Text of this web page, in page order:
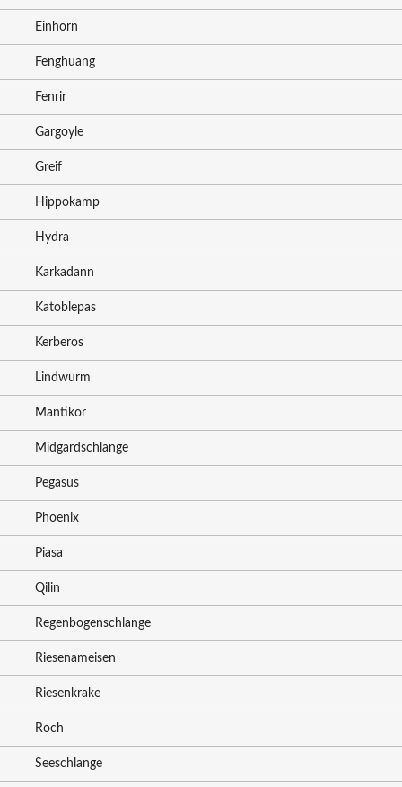
Einhorn
Fenghuang
Fenrir
Gargoyle
Greif
Hippokamp
Hydra
Karkadann
Katoblepas
Kerberos
Lindwurm
Mantikor
Midgardschlange
Pegasus
Phoenix
Piasa
Qilin
Regenbogenschlange
Riesenameisen
Riesenkrake
Roch
Seeschlange